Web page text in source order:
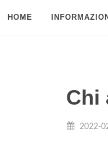
HOME
Chi
2022-